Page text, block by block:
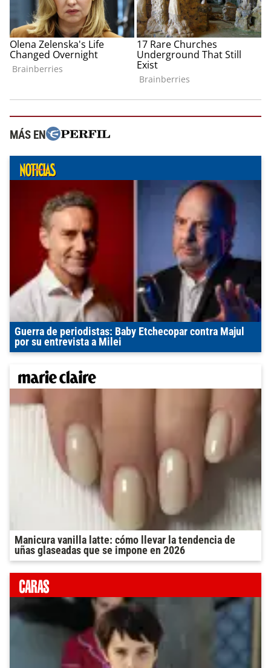
MÁS EN
Guerra de periodistas: Baby Etchecopar contra Majul
por su entrevista a Milei
Manicura vanilla latte: cómo llevar la tendencia de
uñas glaseadas que se impone en 2026